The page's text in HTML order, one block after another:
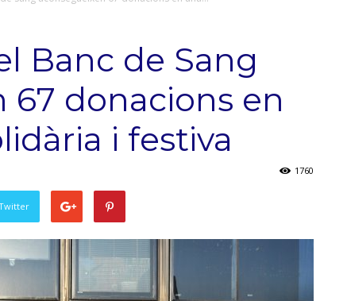
Banc de Sang
67 donacions en
i festiva
1760